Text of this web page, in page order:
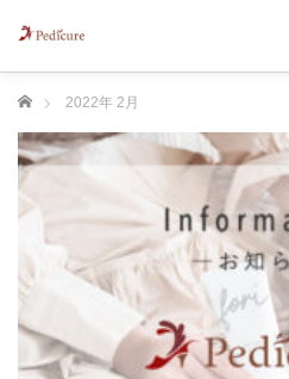
ホーム 2022年 2月